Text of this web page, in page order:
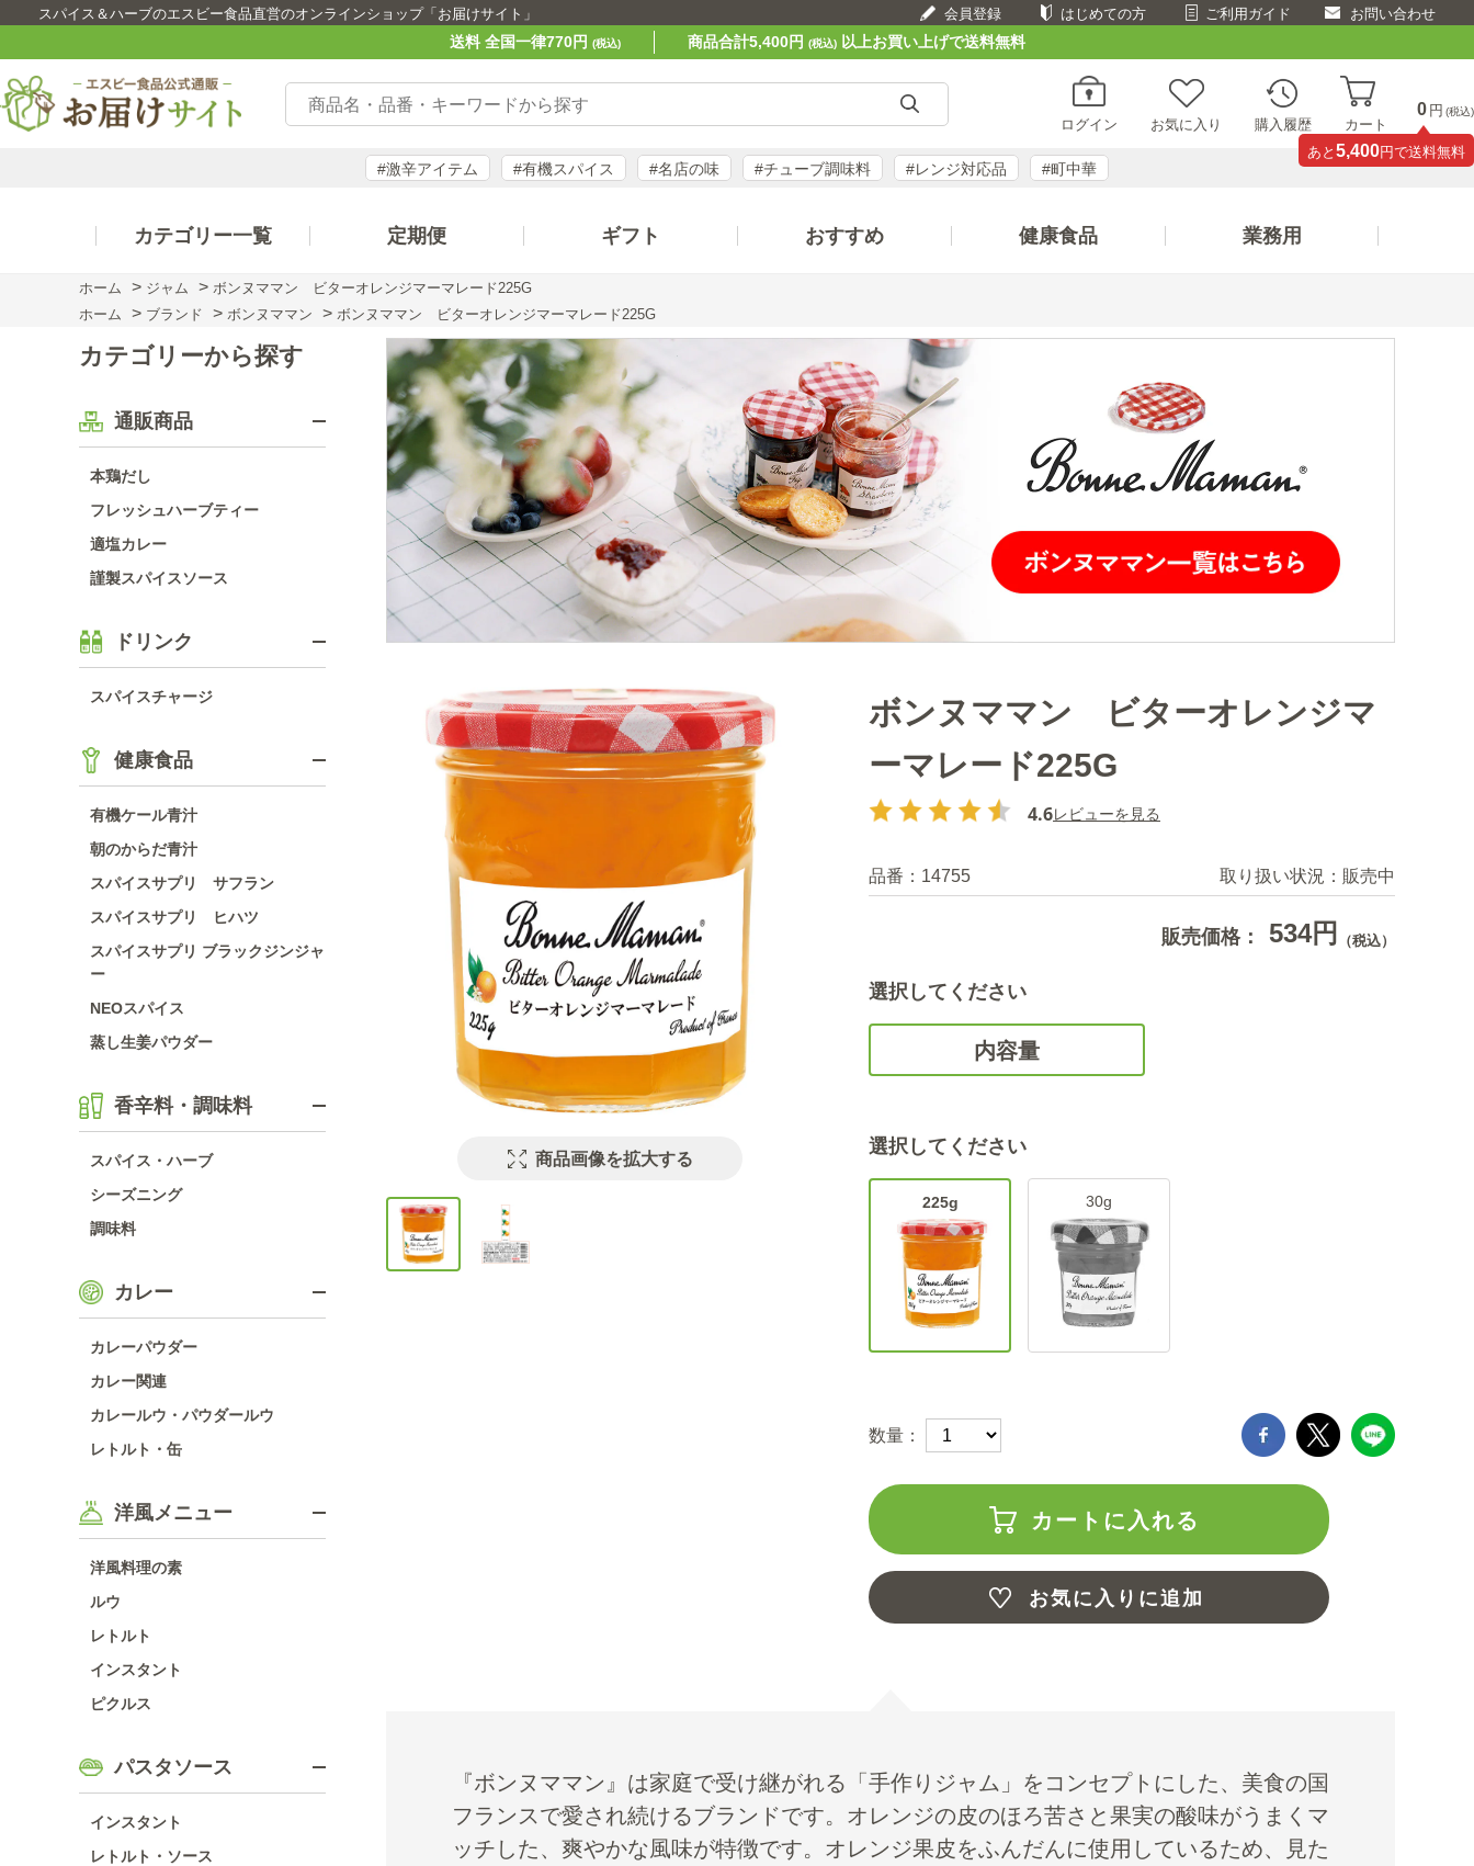
スパイス＆ハーブのエスビー食品直営のオンラインショップ「お届けサイト」 会員登録 はじめての方 ご利用ガイド お問い合わせ
送料 全国一律770円 (税込) 商品合計5,400円 (税込)以上お買い上げで送料無料
ログイン お気に入り 購入履歴 カート
0 円 (税込)
あと 5,400円で送料無料
#激辛アイテム #有機スパイス #名店の味 #チューブ調味料 #レンジ対応品 #町中華
カテゴリー一覧 定期便 ギフト おすすめ 健康食品 業務用
ホーム > ジャム > ボンヌママン ビターオレンジマーマレード225G
ホーム
> ブランド > ボンヌママン > ボンヌママン ビターオレンジマーマレード225G
カテゴリーから探す
通販商品
本鶏だし
フレッシュハーブティー
適塩カレー
謹製スパイスソース
ドリンク
スパイスチャージ
健康食品
有機ケール青汁
朝のからだ青汁
スパイスサプリ サフラン
スパイスサプリ ヒハツ
スパイスサプリ ブラックジンジャ
ー
NEOスパイス
蒸し生姜パウダー
香辛料・調味料
スパイス・ハーブ
シーズニング
調味料
カレー
カレーパウダー
カレー関連
カレールウ・パウダールウ
レトルト・缶
洋風メニュー
洋風料理の素
ルウ
レトルト
インスタント
ピクルス
パスタソース
インスタント
レトルト・ソース
商品画像を拡大する
ボンヌママン ビターオレンジマ
ーマレード225G
4.6レビューを見る
品番： 14755 取り扱い状況： 販売中
販売価格： 534円 （税込）
選択してください
内容量
選択してください
225g 30g
数量：
カートに入れる
お気に入りに追加
『ボンヌママン』は家庭で受け継がれる「手作りジャム」をコンセプトにした、美食の国
フランスで愛され続けるブランドです。オレンジの皮のほろ苦さと果実の酸味がうまくマ
ッチした、爽やかな風味が特徴です。オレンジ果皮をふんだんに使用しているため、見た